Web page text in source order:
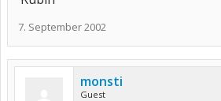
7. September 2002
monsti
Guest